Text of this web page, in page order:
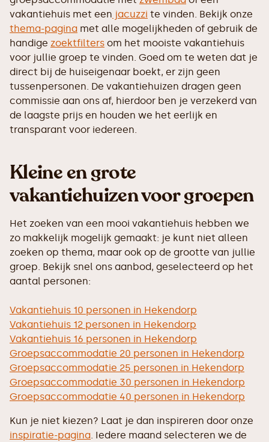
vakantiehuis met een jacuzzi te vinden. Bekijk onze
thema-pagina met alle mogelijkheden of gebruik de
handige zoektfilters om het mooiste vakantiehuis
voor jullie groep te vinden. Goed om te weten dat je
direct bij de huiseigenaar boekt, er zijn geen
tussenpersonen. De vakantiehuizen dragen geen
commissie aan ons af, hierdoor ben je verzekerd van
de laagste prijs en houden we het eerlijk en
transparant voor iedereen.
Kleine en grote
vakantiehuizen voor groepen
Het zoeken van een mooi vakantiehuis hebben we
zo makkelijk mogelijk gemaakt: je kunt niet alleen
zoeken op thema, maar ook op de grootte van jullie
groep. Bekijk snel ons aanbod, geselecteerd op het
aantal personen:
Vakantiehuis 10 personen in Hekendorp
Vakantiehuis 12 personen in Hekendorp
Vakantiehuis 16 personen in Hekendorp
Groepsaccommodatie 20 personen in Hekendorp
Groepsaccommodatie 25 personen in Hekendorp
Groepsaccommodatie 30 personen in Hekendorp
Groepsaccommodatie 40 personen in Hekendorp
Kun je niet kiezen? Laat je dan inspireren door onze
inspiratie-pagina. Iedere maand selecteren we de